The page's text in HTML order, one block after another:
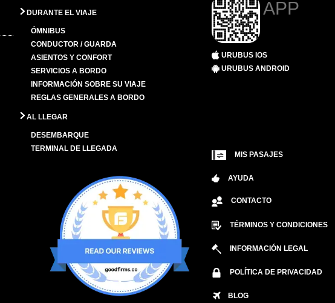
DURANTE EL VIAJE
ÓMNIBUS
CONDUCTOR / GUARDA
ASIENTOS Y CONFORT
SERVICIOS A BORDO
INFORMACIÓN SOBRE SU VIAJE
REGLAS GENERALES A BORDO
AL LLEGAR
DESEMBARQUE
TERMINAL DE LLEGADA
APP
URUBUS IOS
URUBUS ANDROID
MIS PASAJES
AYUDA
CONTACTO
TÉRMINOS Y CONDICIONES
INFORMACIÓN LEGAL
POLÍTICA DE PRIVACIDAD
BLOG